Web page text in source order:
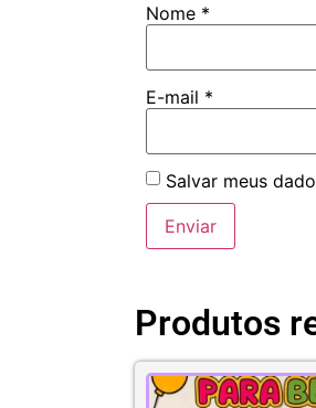
Nome *
E-mail *
Salvar meus
Produtos